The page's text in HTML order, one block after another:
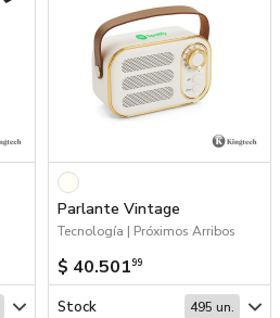
Parlante Vintage
Tecnología | Próximos Arribos
$ 40.50199
Stock 495 un.